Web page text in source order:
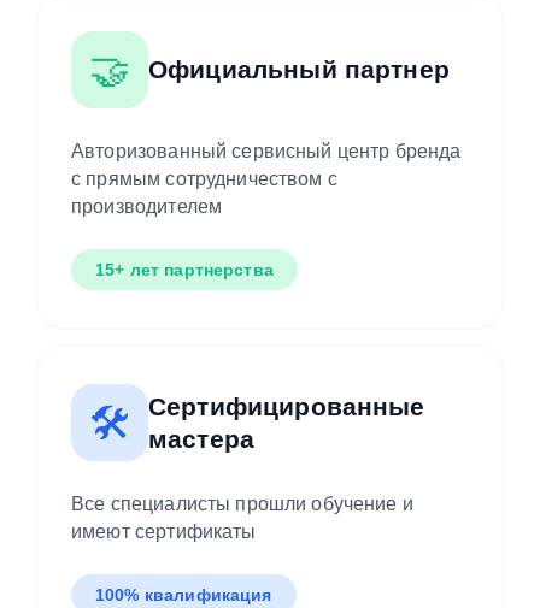
🤝 Официальный партнер
Авторизованный сервисный центр бренда
с прямым сотрудничеством с
производителем
15+ лет партнерства
🛠️
Сертифицированные
мастера
Все специалисты прошли обучение и
имеют сертификаты
100% квалификация